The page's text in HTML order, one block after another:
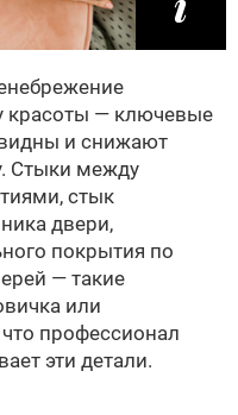
красоты — ключевые
и снижают
Стыки между
стык
двери,
покрытия по
— такие
или
профессионал
эти детали.